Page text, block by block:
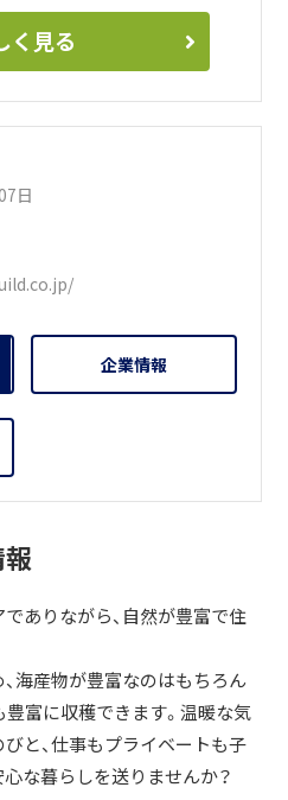
く見る
日
企業情報
ありながら、自然が豊富で住
海産物が豊富なのはもちろん
豊富に収穫できます。温暖な気
と、仕事もプライベートも子
な暮らしを送りませんか？